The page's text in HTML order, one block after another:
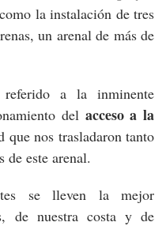
la instalación de tres
un arenal de más de
a la inminente
del acceso a la
que nos trasladaron tanto
de este arenal.
se lleven la mejor
de nuestra costa y de